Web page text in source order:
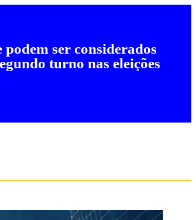
podem ser considerados
turno nas eleições